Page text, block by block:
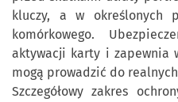
kluczy, a w określonych
komórkowego.
aktywacji karty i zapewnia
mogą prowadzić do
Szczegółowy zakres